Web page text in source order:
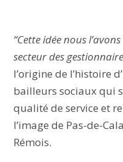
“Cette idée nous
secteur des
l’origine de l’histoire
bailleurs sociaux qui
qualité de service et
l’image de Pas-de-
Rémois.